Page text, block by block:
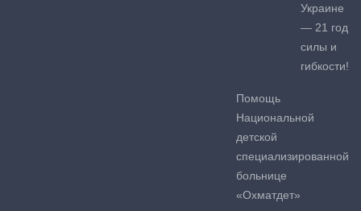
Украине
— 21 год
силы и
гибкости!
Помощь
Национальной
детской
специализированной
больнице
«Охматдет»